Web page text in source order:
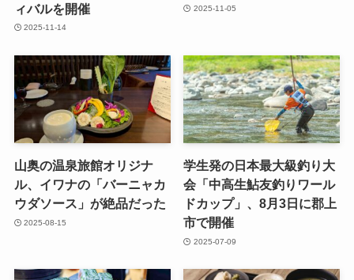
ィバルを開催
2025-11-14
2025-11-05
山奥の温泉旅館オリジナ
ル、イワナの「バーニャカ
ウダソース」が絶品だった
2025-08-15
学生発の日本最大級釣り大
会「中高生鮎友釣りワール
ドカップ」、8月3日に郡上
市で開催
2025-07-09